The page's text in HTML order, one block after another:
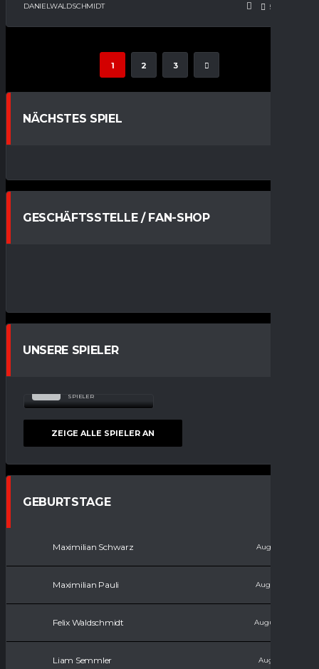
DANIELWALDSCHMIDT 50
1 2 3
NÄCHSTES SPIEL
GESCHÄFTSSTELLE / FAN-SHOP
UNSERE SPIELER
SPIELER
ZEIGE ALLE SPIELER AN
GEBURTSTAGE
Maximilian Schwarz August 7, 2007
Maximilian Pauli August 6, 2008
Felix Waldschmidt August 11, 2008
Liam Semmler August 9, 2011